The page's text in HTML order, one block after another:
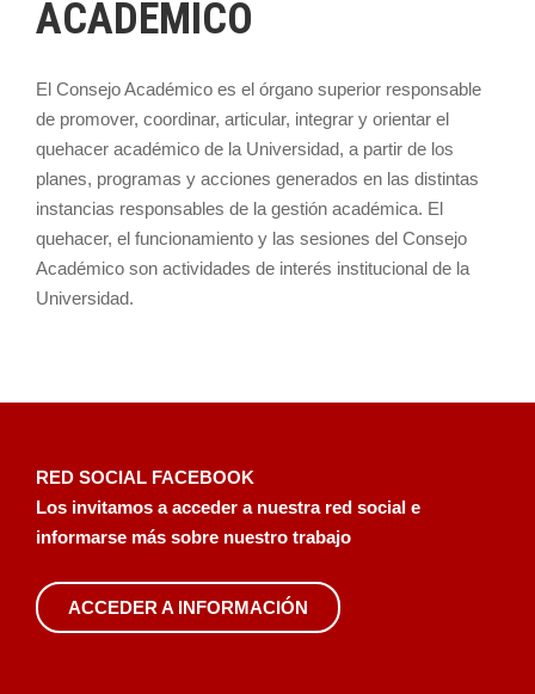
ACADÉMICO
El Consejo Académico es el órgano superior responsable
de promover, coordinar, articular, integrar y orientar el
quehacer académico de la Universidad, a partir de los
planes, programas y acciones generados en las distintas
instancias responsables de la gestión académica. El
quehacer, el funcionamiento y las sesiones del Consejo
Académico son actividades de interés institucional de la
Universidad.
RED SOCIAL FACEBOOK
Los invitamos a acceder a nuestra red social e
informarse más sobre nuestro trabajo
ACCEDER A INFORMACIÓN